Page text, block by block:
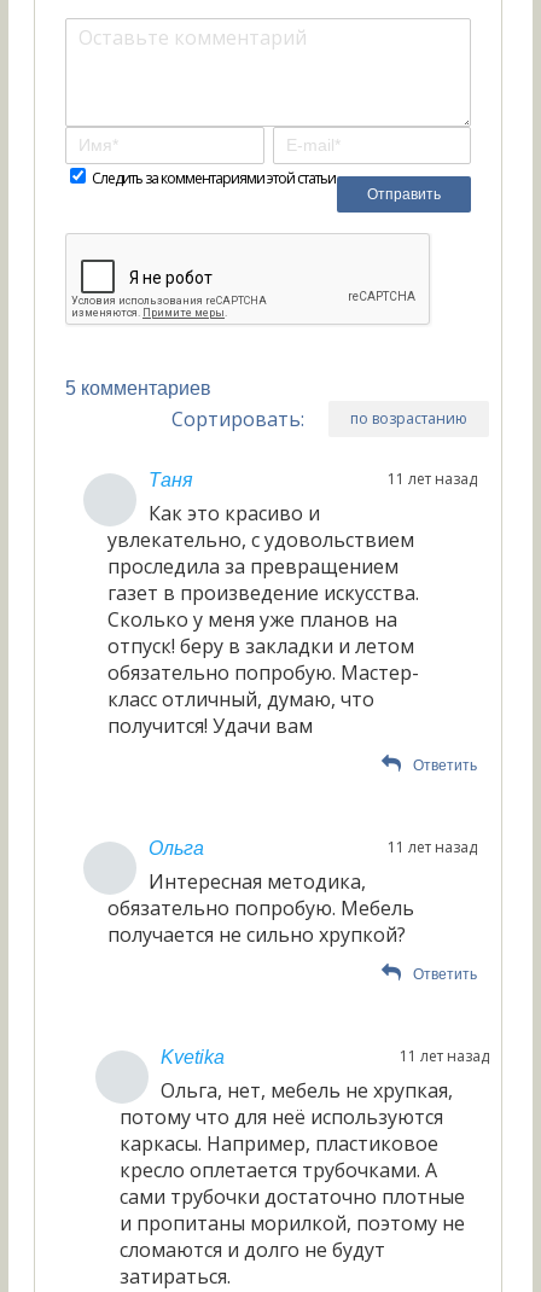
Следить за комментариями этой статьи
5 комментариев
Сортировать: по возрастанию
Таня 11 лет назад
Как это красиво и
увлекательно, с удовольствием
проследила за превращением
газет в произведение искусства.
Сколько у меня уже планов на
отпуск! беру в закладки и летом
обязательно попробую. Мастер-
класс отличный, думаю, что
получится! Удачи вам
Ответить
Ольга 11 лет назад
Интересная методика,
обязательно попробую. Мебель
получается не сильно хрупкой?
Ответить
Kvetika 11 лет назад
Ольга, нет, мебель не хрупкая,
потому что для неё используются
каркасы. Например, пластиковое
кресло оплетается трубочками. А
сами трубочки достаточно плотные
и пропитаны морилкой, поэтому не
сломаются и долго не будут
затираться.